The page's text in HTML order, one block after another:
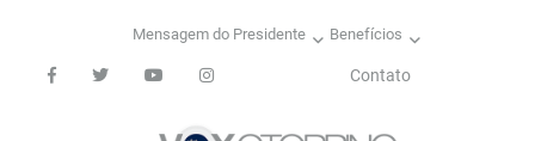
Mensagem do Presidente Benefícios
Contato